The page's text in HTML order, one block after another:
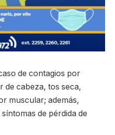
de contagios por
de cabeza, tos seca,
muscular; además,
de pérdida de